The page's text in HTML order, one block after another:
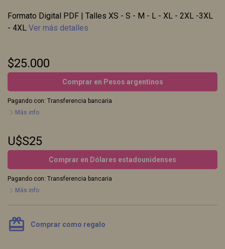
Formato Digital PDF | Talles XS - S - M - L - XL - 2XL -3XL
- 4XL Ver más detalles
$25.000
Comprar en Pesos argentinos
Pagando con: Transferencia bancaria
Más info
U$S25
Comprar en Dólares estadounidenses
Pagando con: Transferencia bancaria
Más info
card_giftcard Comprar como regalo